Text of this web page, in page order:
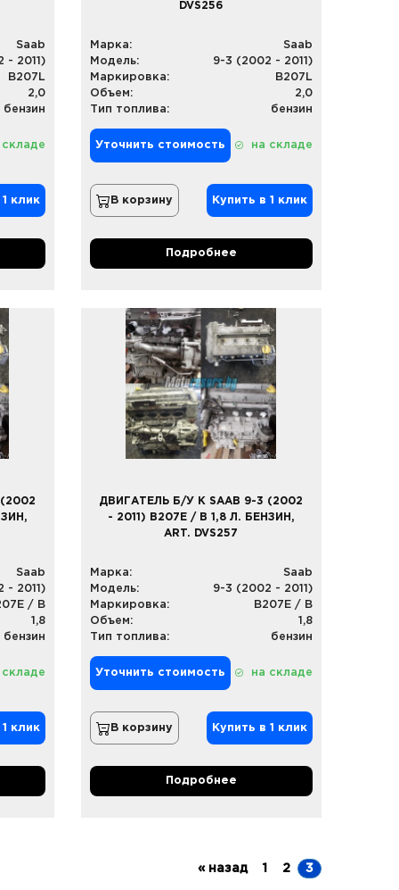
Saab
- 2011)
B207L
2,0
бензин
клик
DVS256
Марка:
Saab
Модель:
9-3 (2002 - 2011)
Маркировка:
B207L
Объем:
2,0
Тип топлива:
бензин
Уточнить стоимость на складе
В корзину Купить в 1 клик
Подробнее
Saab
- 2011)
/ B
1,8
бензин
клик
ДВИГАТЕЛЬ Б/У К SAAB 9-3 (2002
- 2011) B207E / B 1,8 Л. БЕНЗИН,
ART. DVS257
Марка:
Saab
Модель:
9-3 (2002 - 2011)
Маркировка:
B207E / B
Объем:
1,8
Тип топлива:
бензин
Уточнить стоимость на складе
В корзину Купить в 1 клик
Подробнее
« назад 1 2 3